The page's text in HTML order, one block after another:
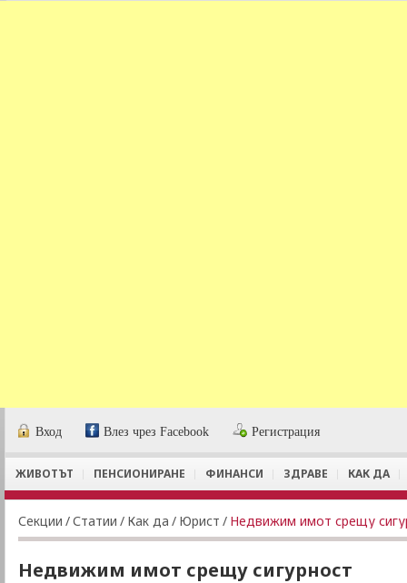
Вход Влез чрез Facebook Регистрация
ЖИВОТЪТ ПЕНСИОНИРАНЕ ФИНАНСИ ЗДРАВЕ КАК ДА
Секции /Статии / Как да / Юрист / Недвижим имот срещу
Недвижим имот срещу сигурност